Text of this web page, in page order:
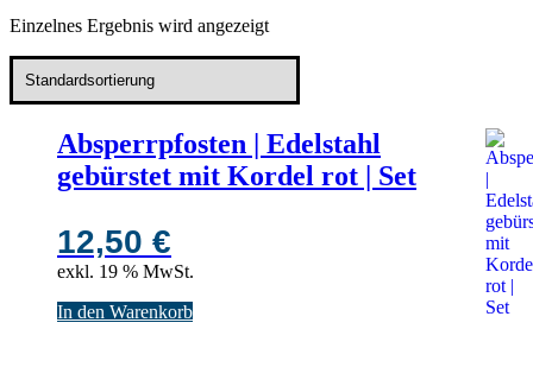
Einzelnes Ergebnis wird angezeigt
Absperrpfosten | Edelstahl
gebürstet mit Kordel rot | Set
12,50 €
exkl. 19 % MwSt.
In den Warenkorb